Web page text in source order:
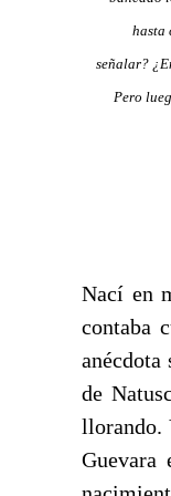
hasta
señalar?
Pero
Nací en
contaba
anécdota
de